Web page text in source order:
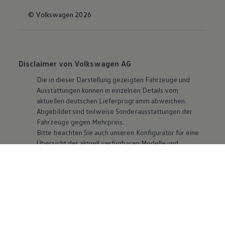
© Volkswagen 2026
Disclaimer von Volkswagen AG
Die in dieser Darstellung gezeigten Fahrzeuge und
Ausstattungen können in einzelnen Details vom
aktuellen deutschen Lieferprogramm abweichen.
Abgebildet sind teilweise Sonderausstattungen der
Fahrzeuge gegen Mehrpreis.
Bitte beachten Sie auch unseren Konfigurator für eine
Übersicht der aktuell verfügbaren Modelle und